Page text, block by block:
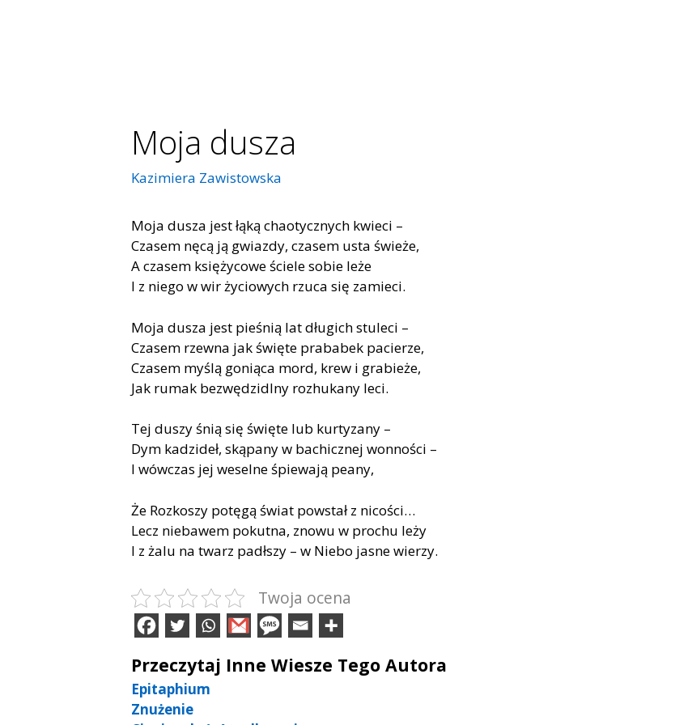
Moja dusza
Kazimiera Zawistowska
Moja dusza jest łąką chaotycznych kwieci –
Czasem nęcą ją gwiazdy, czasem usta świeże,
A czasem księżycowe ściele sobie leże
I z niego w wir życiowych rzuca się zamieci.
Moja dusza jest pieśnią lat długich stuleci –
Czasem rzewna jak święte prababek pacierze,
Czasem myślą goniąca mord, krew i grabieże,
Jak rumak bezwędzidlny rozhukany leci.
Tej duszy śnią się święte lub kurtyzany –
Dym kadzideł, skąpany w bachicznej wonności –
I wówczas jej weselne śpiewają peany,
Że Rozkoszy potęgą świat powstał z nicości…
Lecz niebawem pokutna, znowu w prochu leży
I z żalu na twarz padłszy – w Niebo jasne wierzy.
Twoja ocena
Przeczytaj Inne Wiesze Tego Autora
Epitaphium
Znużenie